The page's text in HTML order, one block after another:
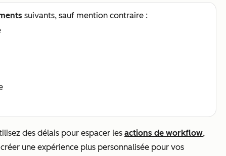
suivants, sauf mention contraire :
des délais pour espacer les actions de workflow,
une expérience plus personnalisée pour vos